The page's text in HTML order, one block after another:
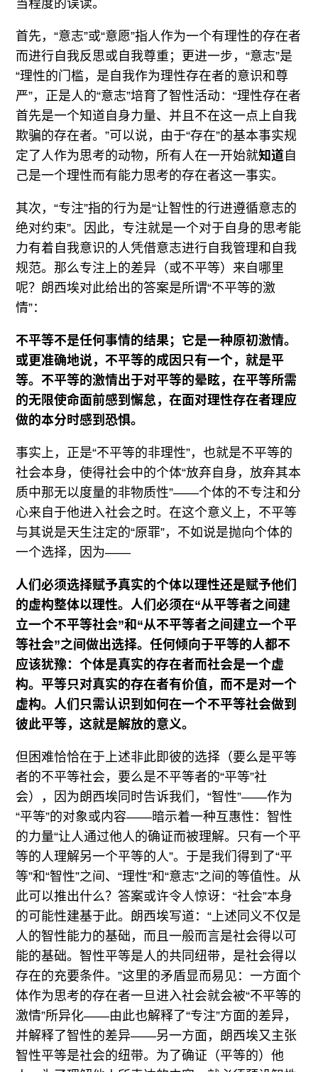
当程度的误读。
首先，“意志”或“意愿”指人作为一个有理性的存在者
而进行自我反思或自我尊重；更进一步，“意志”是
“理性的门槛，是自我作为理性存在者的意识和尊
严”，正是人的“意志”培育了智性活动：“理性存在者
首先是一个知道自身力量、并且不在这一点上自我
欺骗的存在者。”可以说，由于“存在”的基本事实规
定了人作为思考的动物，所有人在一开始就知道 自
己是一个理性而有能力思考的存在者这一事实。
其次，“专注”指的行为是“让智性的行进遵循意志的
绝对约束”。因此，专注就是一个对于自身的思考能
力有着自我意识的人凭借意志进行自我管理和自我
规范。那么专注上的差异（或不平等）来自哪里
呢？朗西埃对此给出的答案是所谓“不平等的激
情”：
不平等不是任何事情的结果；它是一种原初激情。
或更准确地说，不平等的成因只有一个，就是平
等。不平等的激情出于对平等的晕眩，在平等所需
的无限使命面前感到懈怠，在面对理性存在者理应
做的本分时感到恐惧。
事实上，正是“不平等的非理性”，也就是不平等的
社会本身，使得社会中的个体“放弃自身，放弃其本
质中那无以度量的非物质性”——个体的不专注和分
心来自于他进入社会之时。在这个意义上，不平等
与其说是天生注定的“原罪”，不如说是抛向个体的
一个选择，因为——
人们必须选择赋予真实的个体以理性还是赋予他们
的虚构整体以理性。人们必须在“从平等者之间建
立一个不平等社会”和“从不平等者之间建立一个平
等社会”之间做出选择。任何倾向于平等的人都不
应该犹豫：个体是真实的存在者而社会是一个虚
构。平等只对真实的存在者有价值，而不是对一个
虚构。人们只需认识到如何在一个不平等社会做到
彼此平等，这就是解放的意义。
但困难恰恰在于上述非此即彼的选择（要么是平等
者的不平等社会，要么是不平等者的“平等”社
会），因为朗西埃同时告诉我们，“智性”——作为
“平等”的对象或内容——暗示着一种互惠性：智性
的力量“让人通过他人的确证而被理解。只有一个平
等的人理解另一个平等的人”。于是我们得到了“平
等”和“智性”之间、“理性”和“意志”之间的等值性。从
此可以推出什么？答案或许令人惊讶：“社会”本身
的可能性建基于此。朗西埃写道：“上述同义不仅是
人的智性能力的基础，而且一般而言是社会得以可
能的基础。智性平等是人的共同纽带，是社会得以
存在的充要条件。”这里的矛盾显而易见：一方面个
体作为思考的存在者一旦进入社会就会被“不平等的
激情”所异化——由此也解释了“专注”方面的差异，
并解释了智性的差异——另一方面，朗西埃又主张
智性平等是社会的纽带。为了确证（平等的）他